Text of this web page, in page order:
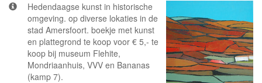
Hedendaagse kunst in historische
omgeving. op diverse lokaties in de
stad Amersfoort. boekje met kunst
en plattegrond te koop voor € 5,- te
koop bij museum Flehite,
Mondriaanhuis, VVV en Bananas
(kamp 7).